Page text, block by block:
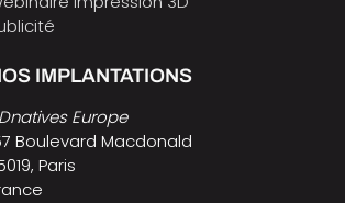
IMPLANTATIONS
Europe
Boulevard Macdonald
Paris